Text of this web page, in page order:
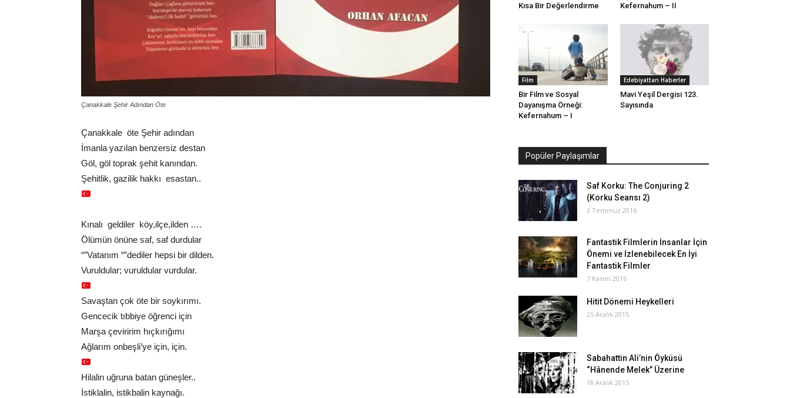
Çanakkale Şehir Adından Öte
Çanakkale öte Şehir adından
İmanla yazılan benzersiz destan
Göl, göl toprak şehit kanından.
Şehitlik, gazilik hakkı esastan..
Kınalı geldiler köy,ilçe,ilden ….
Ölümün önüne saf, saf durdular
“”Vatanım “”dediler hepsi bir dilden.
Vuruldular; vuruldular vurdular.
Savaştan çok öte bir soykırımı.
Gencecik tıbbiye öğrenci için
Marşa çeviririm hıçkırığımı
Ağlarım onbeşli’ye için, için.
Hilalin uğruna batan güneşler..
İstiklalin, istikbalin kaynağı.
Kısa Bir Değerlendirme
Kefernahum – II
Film
Bir Film ve Sosyal
Dayanışma Örneği:
Kefernahum – I
Edebiyattan Haberler
Mavi Yeşil Dergisi 123.
Sayısında
Popüler Paylaşımlar
Saf Korku: The Conjuring 2
(Korku Seansı 2)
3 Temmuz 2016
Fantastik Filmlerin İnsanlar İçin
Önemi ve İzlenebilecek En İyi
Fantastik Filmler
7 Kasım 2016
Hitit Dönemi Heykelleri
25 Aralık 2015
Sabahattin Ali’nin Öyküsü
“Hânende Melek” Üzerine
18 Aralık 2015